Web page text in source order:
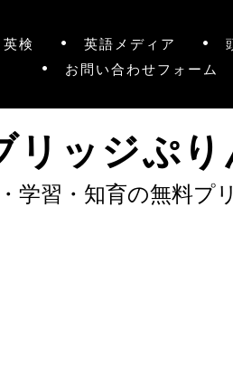
英検 英語メディア
お問い合わせフォーム
リッジぷり
学習・知育の無料プ